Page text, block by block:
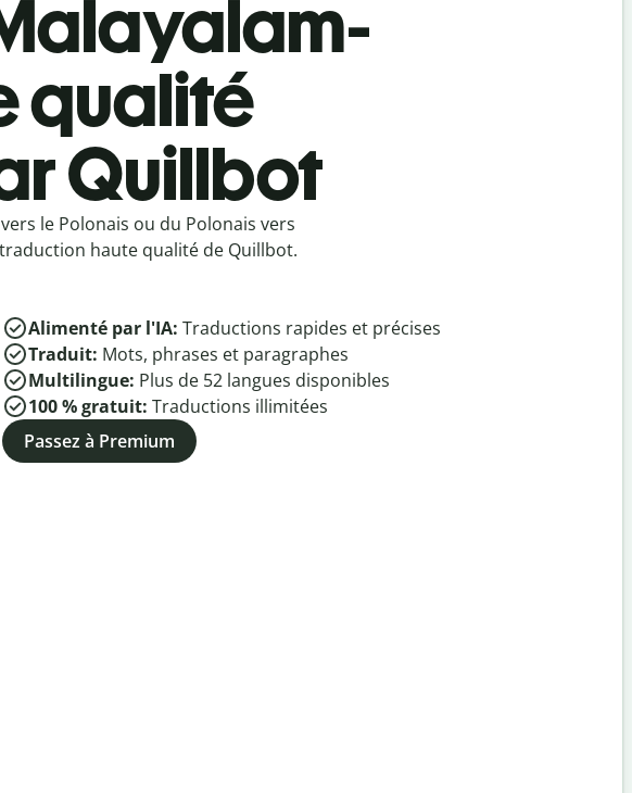
qualité
Quillbot
le Polonais ou du Polonais vers
haute qualité de Quillbot.
Alimenté par l'IA: Traductions rapides et précises
Traduit: Mots, phrases et paragraphes
Multilingue: Plus de 52 langues disponibles
100 % gratuit: Traductions illimitées
Passez à Premium